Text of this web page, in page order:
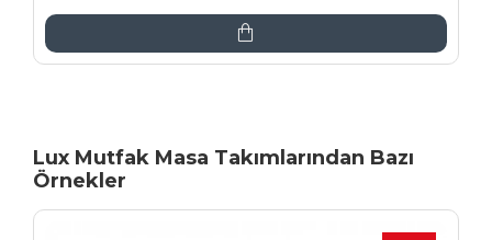
Lux Mutfak Masa Takımlarından Bazı
Örnekler